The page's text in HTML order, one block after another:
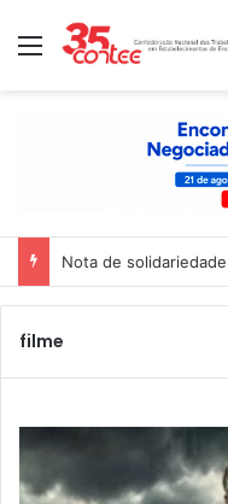
Menu
Nota de
filme